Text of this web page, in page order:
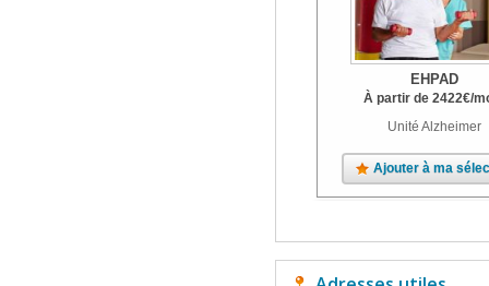
EHPAD
À partir de 2422€/
Unité Alzheimer
Ajouter à ma